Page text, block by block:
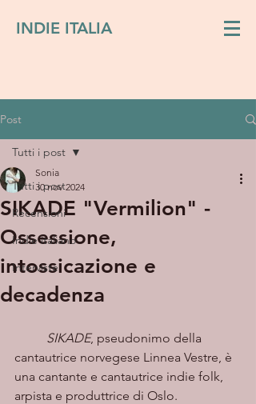
INDIE ITALIA
Post
Tutti i post
Recensioni
Indie italiano
Interviste
Tutti i post
SIKADE "Vermilion" -
Ossessione,
intossicazione e
decadenza
Sonia
30 nov 2024
SIKADE, pseudonimo della
cantautrice norvegese Linnea Vestre, è
una cantante e cantautrice indie folk,
arpista e produttrice di Oslo.